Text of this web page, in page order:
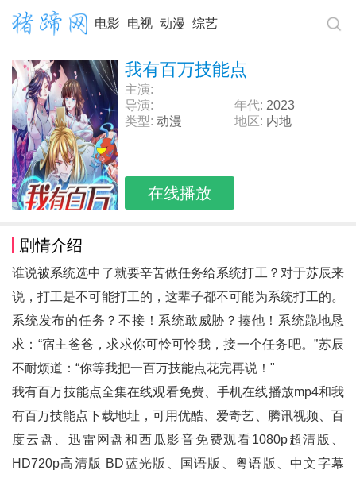
电影 电视 动漫 综艺
我有百万技能点
主演:
导演:
年代: 2023
类型: 动漫 地区: 内地
在线播放
剧情介绍
谁说被系统选中了就要辛苦做任务给系统打工？对于苏辰来
说，打工是不可能打工的，这辈子都不可能为系统打工的。
系统发布的任务？不接！系统敢威胁？揍他！系统跪地恳
求：“宿主爸爸，求求你可怜可怜我，接一个任务吧。”苏辰
不耐烦道：“你等我把一百万技能点花完再说！"
我有百万技能点全集在线观看免费、手机在线播放mp4和我
有百万技能点下载地址，可用优酷、爱奇艺、腾讯视频、百
度云盘、迅雷网盘和西瓜影音免费观看1080p超清版、
HD720p高清版 BD蓝光版、国语版、粤语版、中文字幕